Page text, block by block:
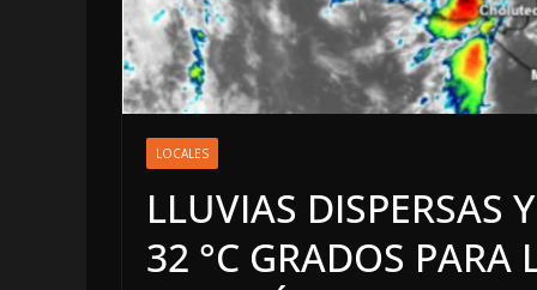
LOCALES
LLUVIAS DISPERSAS
32 °C GRADOS PARA
LOCALES
EN LAS
8 agosto, 2026